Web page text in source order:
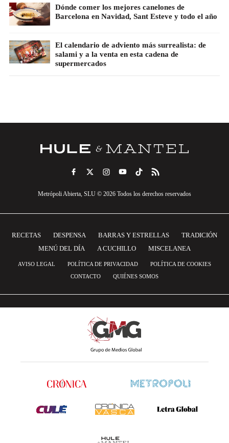
Dónde comer los mejores canelones de
Barcelona en Navidad, Sant Esteve y todo el año
El calendario de adviento más surrealista: de
salami y a la venta en esta cadena de
supermercados
Metrópoli Abierta, SLU © 2026 Todos los derechos reservados
RECETAS DESPENSA BARRAS Y ESTRELLAS
TRADICIÓN
MENÚ DEL DÍA
A CUCHILLO MISCELANEA
AVISO LEGAL POLÍTICA DE PRIVACIDAD
POLÍTICA DE COOKIES
CONTACTO
QUIÉNES SOMOS